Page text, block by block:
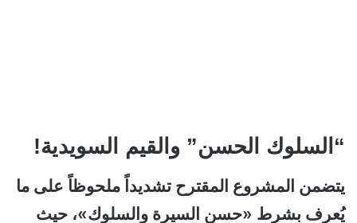
“السلوك الحسن” والقيم السويدية!
يتضمن المشروع المقترح تشديداً ملحوظاً على ما
يُعرف بشرط «حسن السيرة والسلوك»، حيث